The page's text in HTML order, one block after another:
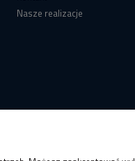
Nasze realizacje